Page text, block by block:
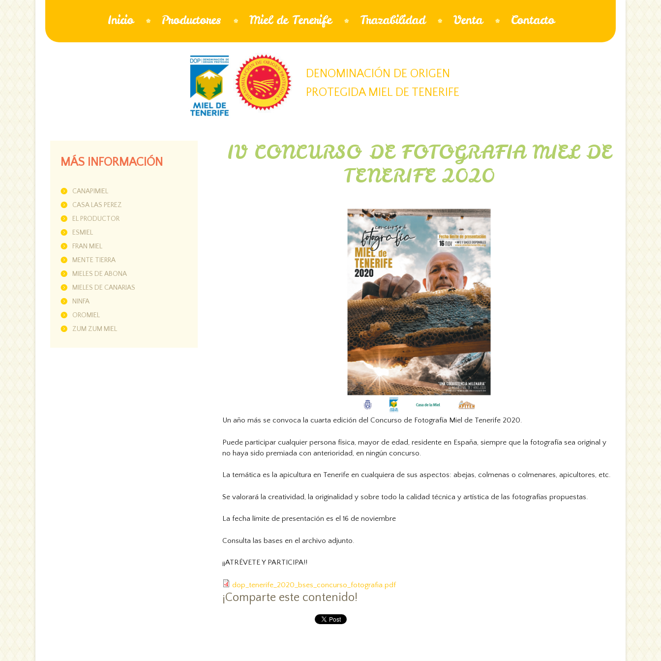
Inicio Productores Miel de Tenerife Trazabilidad Venta Contacto
DENOMINACIÓN DE ORIGEN
PROTEGIDA MIEL DE TENERIFE
IV CONCURSO DE FOTOGRAFIA MIEL DE
TENERIFE 2020
Un año más se convoca la cuarta edición del Concurso de Fotografía Miel de Tenerife 2020.
Puede participar cualquier persona física, mayor de edad, residente en España, siempre que la fotografía sea original y
no haya sido premiada con anterioridad, en ningún concurso.
La temática es la apicultura en Tenerife en cualquiera de sus aspectos: abejas, colmenas o colmenares, apicultores, etc.
Se valorará la creatividad, la originalidad y sobre todo la calidad técnica y artística de las fotografías propuestas.
La fecha límite de presentación es el 16 de noviembre
Consulta las bases en el archivo adjunto.
¡¡ATRÉVETE Y PARTICIPA!!
dop_tenerife_2020_bses_concurso_fotografia.pdf
¡Comparte este contenido!
MÁS INFORMACIÓN
CANAPIMIEL
CASA LAS PEREZ
EL PRODUCTOR
ESMIEL
FRAN MIEL
MENTE TIERRA
MIELES DE ABONA
MIELES DE CANARIAS
NINFA
OROMIEL
ZUM ZUM MIEL